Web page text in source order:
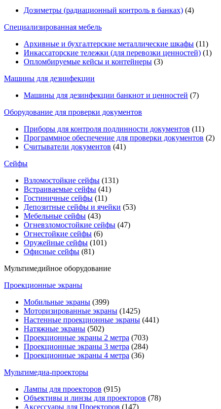
Дозиметры (радиационный контроль в банках) (4)
Специализированная мебель
Архивные и бухгалтерские металлические шкафы (11)
Инкассаторские тележки (для перевозки ценностей) (1)
Опломбируемые кейсы и контейнеры (3)
Машины для дезинфекции
Машины для дезинфекции банкнот и ценностей (7)
Оборудование для проверки документов
Приборы для контроля подлинности документов (11)
Программное обеспечение для проверки документов (2)
Считыватели документов (41)
Сейфы
Взломостойкие сейфы (131)
Встраиваемые сейфы (41)
Гостиничные сейфы (11)
Депозитные сейфы и ячейки (53)
Мебельные сейфы (43)
Огневзломостойкие сейфы (47)
Огнестойкие сейфы (6)
Оружейные сейфы (101)
Офисные сейфы (81)
Мультимедийное оборудование
Проекционные экраны
Мобильные экраны (399)
Моторизированные экраны (1425)
Настенные проекционные экраны (441)
Натяжные экраны (502)
Проекционные экраны 2 метра (703)
Проекционные экраны 3 метра (284)
Проекционные экраны 4 метра (36)
Мультимедиa-проекторы
Лампы для проекторов (915)
Объективы и линзы для проекторов (78)
Аксессуары для Проекторов (147)